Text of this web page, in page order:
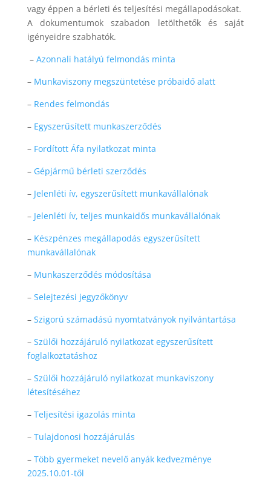
vagy éppen a bérleti és teljesítési megállapodásokat.
A dokumentumok szabadon letölthetők és saját
igényeidre szabhatók.
– Azonnali hatályú felmondás minta
– Munkaviszony megszüntetése próbaidő alatt
– Rendes felmondás
– Egyszerűsített munkaszerződés
– Fordított Áfa nyilatkozat minta
– Gépjármű bérleti szerződés
– Jelenléti ív, egyszerűsített munkavállalónak
– Jelenléti ív, teljes munkaidős munkavállalónak
–Készpénzes megállapodás egyszerűsített
munkavállalónak
– Munkaszerződés módosítása
– Selejtezési jegyzőkönyv
– Szigorú számadású nyomtatványok nyilvántartása
– Szülői hozzájáruló nyilatkozat egyszerűsített
foglalkoztatáshoz
– Szülői hozzájáruló nyilatkozat munkaviszony
létesítéséhez
– Teljesítési igazolás minta
– Tulajdonosi hozzájárulás
– Több gyermeket nevelő anyák kedvezménye
2025.10.01-től